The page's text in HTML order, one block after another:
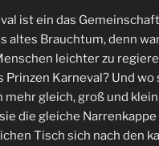
ist ein das
altes Brauchtum, denn
leichter zu
Prinzen Karneval? Und wo
mehr gleich, groß und
die gleiche
Tisch sich nach den